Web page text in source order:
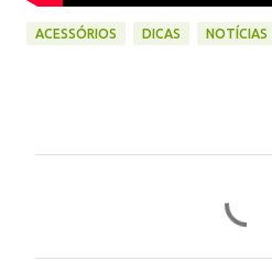
ACESSÓRIOS DICAS NOTÍCIAS